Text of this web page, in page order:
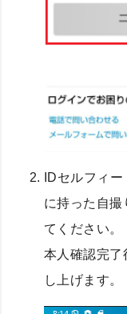
IDセルフィ
に持った自撮
てください。
本人確認完了
し上げます。